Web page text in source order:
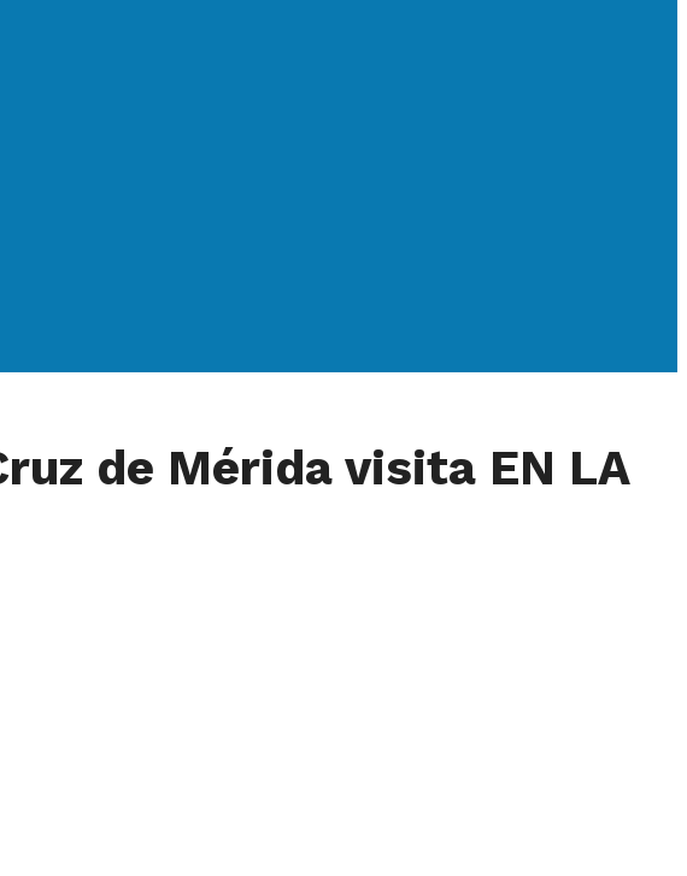
de Mérida visita EN LA